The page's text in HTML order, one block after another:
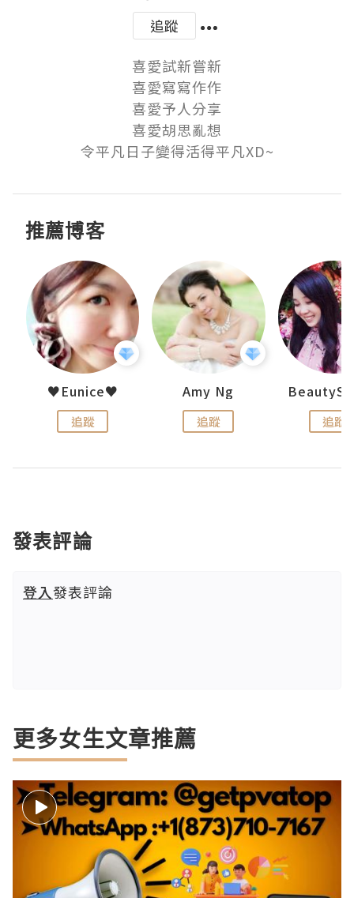
追蹤
喜愛試新嘗新
喜愛寫寫作作
喜愛予人分享
喜愛胡思亂想
令平凡日子變得活得平凡XD~
推薦博客
♥Eunice♥
追蹤
Amy Ng
追蹤 追蹤
發表評論
登入發表評論
更多女生文章推薦